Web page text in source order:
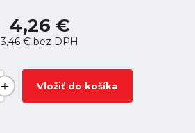
4,26 €
3,46 € bez DPH
Vložiť do košíka